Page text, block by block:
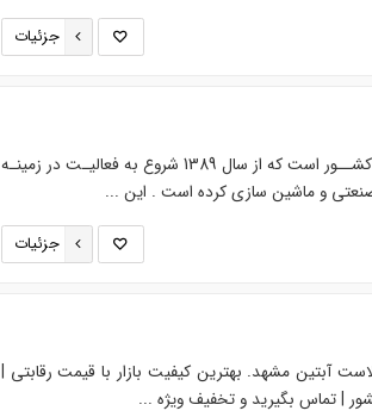
جزئیات
گروه صنعتـی ابــرسـازه یکی از بزرگترین مجموعه های صنعتی کشــور است که از سال 1389 شروع به فعالیـت در زمینـه
و ماشین سازی کرده است . این ...
جزئیات
آبتین مشهد. بهترین کیفیت بازار با قیمت رقابتی |
| تماس بگیرید و تخفیف ویژه ...